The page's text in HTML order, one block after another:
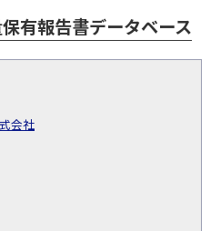
有報告書データベース
業会社